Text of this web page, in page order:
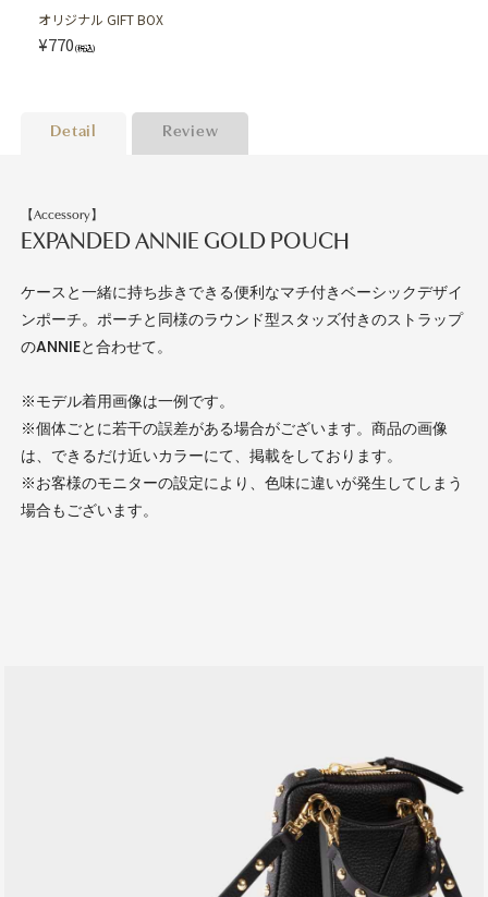
オリジナル GIFT BOX
¥770 (税込)
Detail Review
【Accessory】
EXPANDED ANNIE GOLD POUCH
ケースと一緒に持ち歩きできる便利なマチ付きベーシックデザイ
ンポーチ。ポーチと同様のラウンド型スタッズ付きのストラップ
のANNIEと合わせて。
※モデル着用画像は一例です。
※個体ごとに若干の誤差がある場合がございます。商品の画像
は、できるだけ近いカラーにて、掲載をしております。
※お客様のモニターの設定により、色味に違いが発生してしまう
場合もございます。